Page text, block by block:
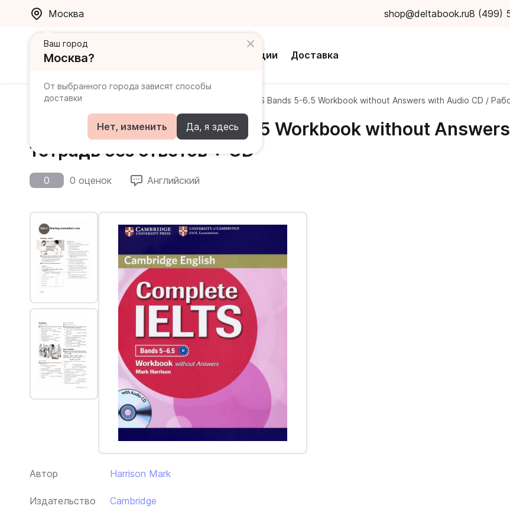
Москва shop@deltabook.ru8 (499)
Акции Доставка
Ваш город
Москва?
От выбранного города зависят способы
доставки
Нет, изменить Да, я здесь
Главная Каталог Complete IELTS Bands 5-6.5 Workbook without Answers with Audio CD /
Complete IELTS Bands 5-6.5 Workbook without
тетрадь без ответов + CD
0 0 оценок Английский
Автор Harrison Mark
Издательство Cambridge